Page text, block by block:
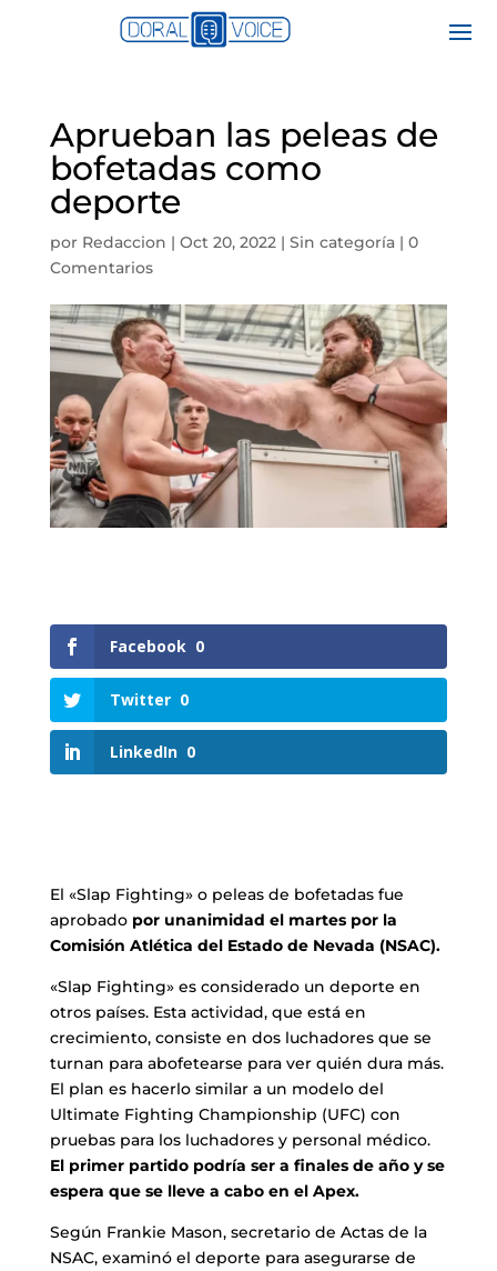
Aprueban las peleas de
bofetadas como
deporte
por Redaccion | Oct 20, 2022| Sin categoría| 0
Comentarios
Facebook 0
Twitter 0
LinkedIn 0
El «Slap Fighting» o peleas de bofetadas fue
aprobado por unanimidad el martes por la
Comisión Atlética del Estado de Nevada (NSAC).
«Slap Fighting» es considerado un deporte en
otros países. Esta actividad, que está en
crecimiento, consiste en dos luchadores que se
turnan para abofetearse para ver quién dura más.
El plan es hacerlo similar a un modelo del
Ultimate Fighting Championship (UFC) con
pruebas para los luchadores y personal médico.
El primer partido podría ser a finales de año y se
espera que se lleve a cabo en el Apex.
Según Frankie Mason, secretario de Actas de la
NSAC, examinó el deporte para asegurarse de